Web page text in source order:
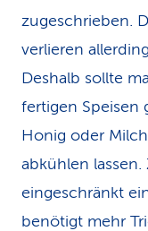
zugeschrieben.
verlieren
Deshalb sollte
fertigen Speisen
Honig oder
abkühlen
eingeschränkt
benötigt mehr